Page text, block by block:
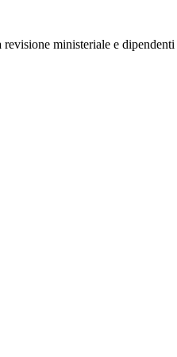
ministeriale e